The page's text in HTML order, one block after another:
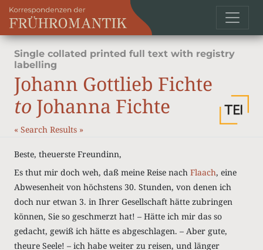
Single collated printed full text with registry
labelling
Johann Gottlieb Fichte
to Johanna Fichte
« Search Results »
Beste, theuerste Freundinn,
Es thut mir doch weh, daß meine Reise nach Flaach, eine
Abwesenheit von höchstens 30. Stunden, von denen ich
doch nur etwan 3. in Ihrer Gesellschaft hätte zubringen
können, Sie so geschmerzt hat! – Hätte ich mir das so
gedacht, gewiß ich hätte es abgeschlagen. – Aber gute,
theure Seele! – ich habe weiter zu reisen, und länger